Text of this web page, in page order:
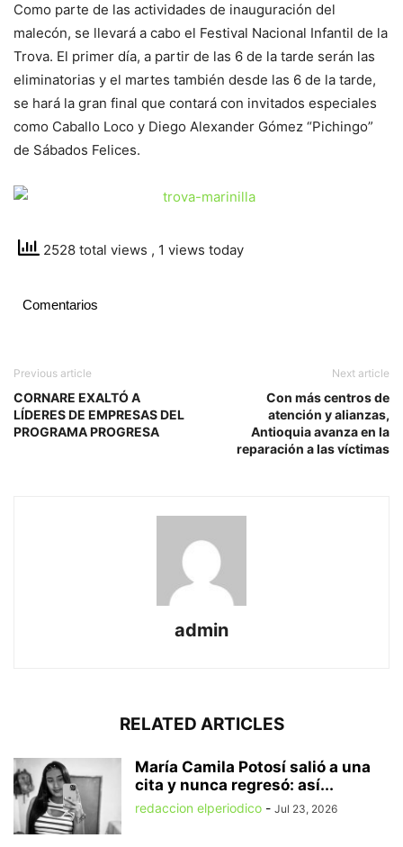
Como parte de las actividades de inauguración del
malecón, se llevará a cabo el Festival Nacional Infantil de la
Trova. El primer día, a partir de las 6 de la tarde serán las
eliminatorias y el martes también desde las 6 de la tarde,
se hará la gran final que contará con invitados especiales
como Caballo Loco y Diego Alexander Gómez “Pichingo”
de Sábados Felices.
2528 total views , 1 views today
Comentarios
Previous article
CORNARE EXALTÓ A
LÍDERES DE EMPRESAS DEL
PROGRAMA PROGRESA
Next article
Con más centros de
atención y alianzas,
Antioquia avanza en la
reparación a las víctimas
admin
RELATED ARTICLES
María Camila Potosí salió a una
cita y nunca regresó: así...
redaccion elperiodico - Jul 23, 2026